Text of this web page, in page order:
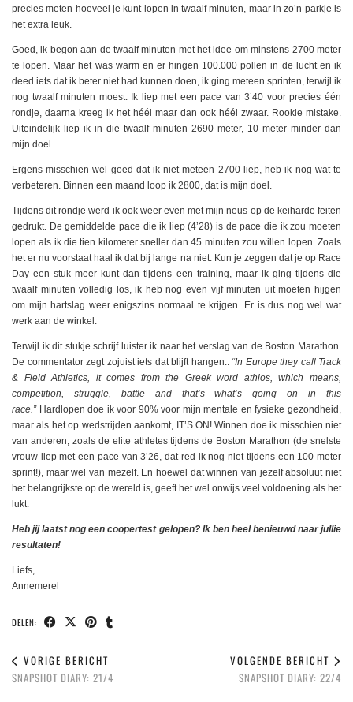
precies meten hoeveel je kunt lopen in twaalf minuten, maar in zo’n parkje is
het extra leuk.
Goed, ik begon aan de twaalf minuten met het idee om minstens 2700 meter
te lopen. Maar het was warm en er hingen 100.000 pollen in de lucht en ik
deed iets dat ik beter niet had kunnen doen, ik ging meteen sprinten, terwijl ik
nog twaalf minuten moest. Ik liep met een pace van 3’40 voor precies één
rondje, daarna kreeg ik het héél maar dan ook héél zwaar. Rookie mistake.
Uiteindelijk liep ik in die twaalf minuten 2690 meter, 10 meter minder dan
mijn doel.
Ergens misschien wel goed dat ik niet meteen 2700 liep, heb ik nog wat te
verbeteren. Binnen een maand loop ik 2800, dat is mijn doel.
Tijdens dit rondje werd ik ook weer even met mijn neus op de keiharde feiten
gedrukt. De gemiddelde pace die ik liep (4’28) is de pace die ik zou moeten
lopen als ik die tien kilometer sneller dan 45 minuten zou willen lopen. Zoals
het er nu voorstaat haal ik dat bij lange na niet. Kun je zeggen dat je op Race
Day een stuk meer kunt dan tijdens een training, maar ik ging tijdens die
twaalf minuten volledig los, ik heb nog even vijf minuten uit moeten hijgen
om mijn hartslag weer enigszins normaal te krijgen. Er is dus nog wel wat
werk aan de winkel.
Terwijl ik dit stukje schrijf luister ik naar het verslag van de Boston Marathon.
De commentator zegt zojuist iets dat blijft hangen.. “In Europe they call Track
& Field Athletics, it comes from the Greek word athlos, which means,
competition, struggle, battle and that’s what’s going on in this
race.” Hardlopen doe ik voor 90% voor mijn mentale en fysieke gezondheid,
maar als het op wedstrijden aankomt, IT’S ON! Winnen doe ik misschien niet
van anderen, zoals de elite athletes tijdens de Boston Marathon (de snelste
vrouw liep met een pace van 3’26, dat red ik nog niet tijdens een 100 meter
sprint!), maar wel van mezelf. En hoewel dat winnen van jezelf absoluut niet
het belangrijkste op de wereld is, geeft het wel onwijs veel voldoening als het
lukt.
Heb jij laatst nog een coopertest gelopen? Ik ben heel benieuwd naar jullie
resultaten!
Liefs,
Annemerel
DELEN:
VORIGE BERICHT
SNAPSHOT DIARY: 21/4
VOLGENDE BERICHT
SNAPSHOT DIARY: 22/4